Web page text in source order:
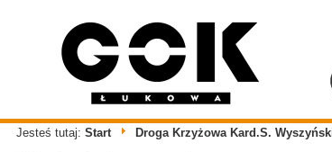
Jesteś tutaj: Start Droga Krzyżowa Kard.S.